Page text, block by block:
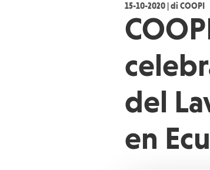
15-10-2020 | di COOPI
del
en